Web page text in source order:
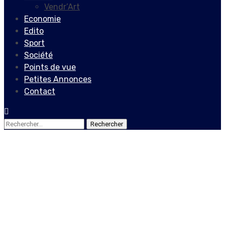
Vendr’Art
Economie
Edito
Sport
Société
Points de vue
Petites Annonces
Contact
Rechercher :